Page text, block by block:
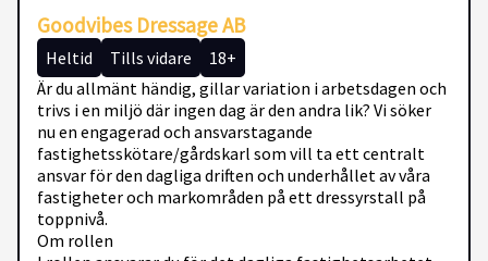
Goodvibes Dressage AB
Heltid Tills vidare
18+
Är du allmänt händig, gillar variation i arbetsdagen och
trivs i en miljö där ingen dag är den andra lik? Vi söker
nu en engagerad och ansvarstagande
fastighetsskötare/gårdskarl som vill ta ett centralt
ansvar för den dagliga driften och underhållet av våra
fastigheter och markområden på ett dressyrstall på
toppnivå.
Om rollen